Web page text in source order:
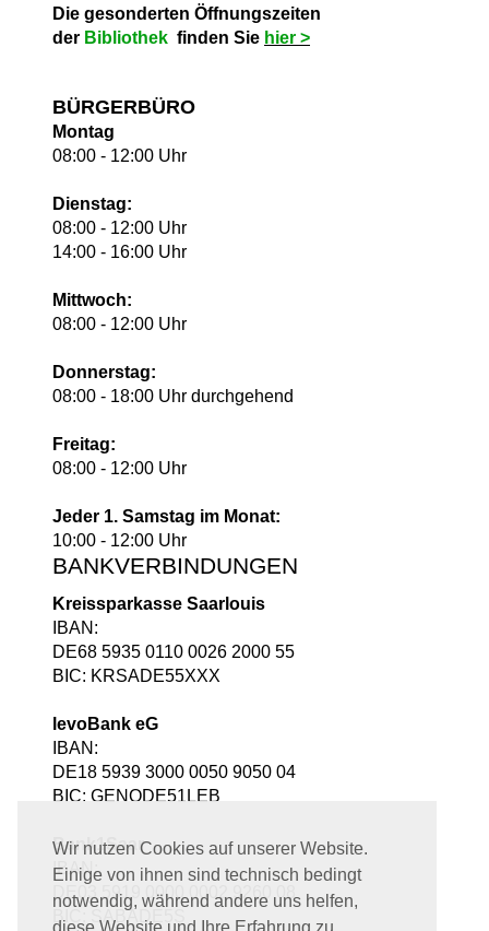
Wir nutzen Cookies auf unserer Website.
Einige von ihnen sind technisch bedingt
notwendig, während andere uns helfen,
Die gesonderten Öffnungszeiten
der Bibliothek finden Sie hier >
BÜRGERBÜRO
Montag
08:00 - 12:00 Uhr
Dienstag:
08:00 - 12:00 Uhr
14:00 - 16:00 Uhr
Mittwoch:
08:00 - 12:00 Uhr
Donnerstag:
08:00 - 18:00 Uhr durchgehend
Freitag:
08:00 - 12:00 Uhr
Jeder 1. Samstag im Monat:
10:00 - 12:00 Uhr
BANKVERBINDUNGEN
Kreissparkasse Saarlouis
IBAN:
DE68 5935 0110 0026 2000 55
BIC: KRSADE55XXX
levoBank eG
IBAN:
DE18 5939 3000 0050 9050 04
BIC: GENODE51LEB
Bank1Saar
IBAN:
DE03 5919 0000 0002 9260 08
BIC: SABADE5S